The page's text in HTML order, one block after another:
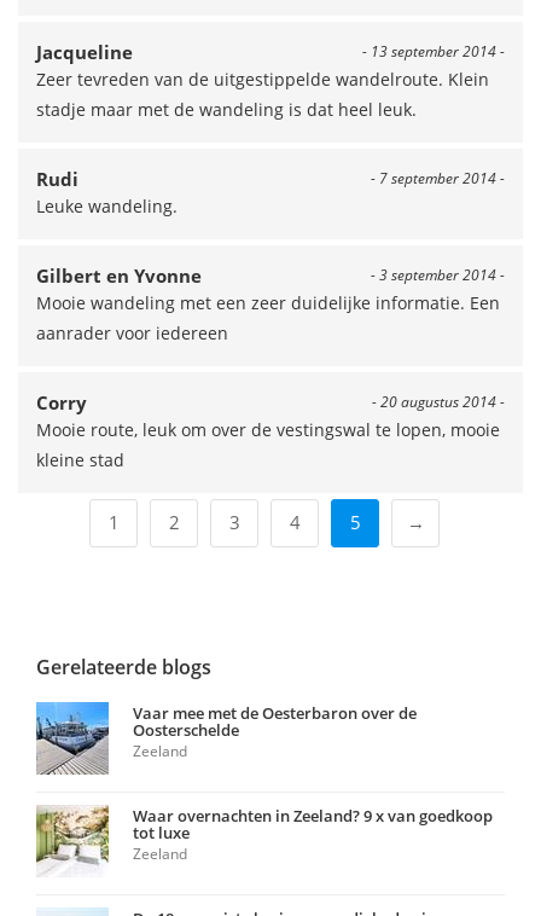
- 13 september 2014 -
Jacqueline
Zeer tevreden van de uitgestippelde wandelroute. Klein
stadje maar met de wandeling is dat heel leuk.
- 7 september 2014 -
Rudi
Leuke wandeling.
- 3 september 2014 -
Gilbert en Yvonne
Mooie wandeling met een zeer duidelijke informatie. Een
aanrader voor iedereen
- 20 augustus 2014 -
Corry
Mooie route, leuk om over de vestingswal te lopen, mooie
kleine stad
1 2 3 4 5 →
Gerelateerde blogs
Vaar mee met de Oesterbaron over de
Oosterschelde
Zeeland
Waar overnachten in Zeeland? 9 x van goedkoop
tot luxe
Zeeland